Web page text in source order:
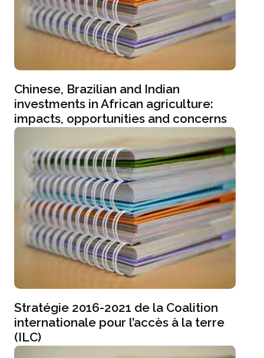
Chinese, Brazilian and Indian
investments in African agriculture:
impacts, opportunities and concerns
Stratégie 2016-2021 de la Coalition
internationale pour l’accès à la terre
(ILC)